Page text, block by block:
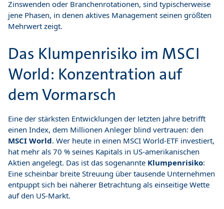
Zinswenden oder Branchenrotationen, sind typischerweise
jene Phasen, in denen aktives Management seinen größten
Mehrwert zeigt.
Das Klumpenrisiko im MSCI
World: Konzentration auf
dem Vormarsch
Eine der stärksten Entwicklungen der letzten Jahre betrifft
einen Index, dem Millionen Anleger blind vertrauen: den
MSCI World. Wer heute in einen MSCI World-ETF investiert,
hat mehr als 70 % seines Kapitals in US-amerikanischen
Aktien angelegt. Das ist das sogenannte Klumpenrisiko:
Eine scheinbar breite Streuung über tausende Unternehmen
entpuppt sich bei näherer Betrachtung als einseitige Wette
auf den US-Markt.